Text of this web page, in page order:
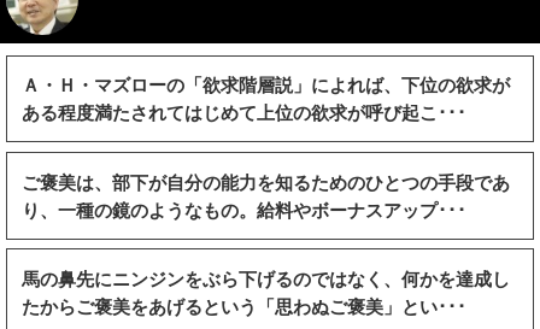
Ａ・Ｈ・マズローの「欲求階層説」によれば、下位の欲求が
ある程度満たされてはじめて上位の欲求が呼び起こ･･･
ご褒美は、部下が自分の能力を知るためのひとつの手段であ
り、一種の鏡のようなもの。給料やボーナスアップ･･･
馬の鼻先にニンジンをぶら下げるのではなく、何かを達成し
たからご褒美をあげるという「思わぬご褒美」とい･･･